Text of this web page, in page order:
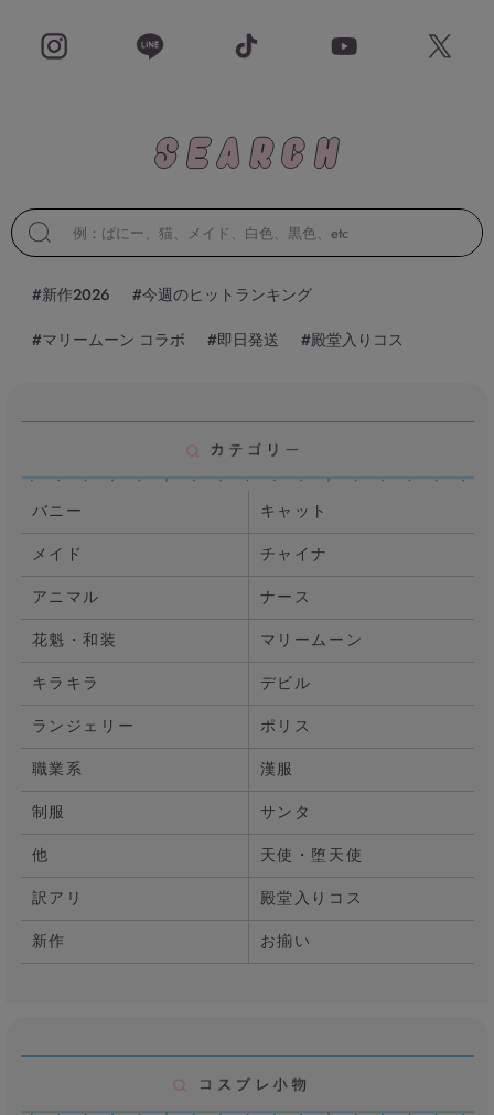
#新作2026 #今週のヒットランキング
#マリームーン コラボ #即日発送 #殿堂入りコス
バニー
キャット
メイド
チャイナ
アニマル
ナース
花魁・和装
マリームーン
キラキラ
デビル
ランジェリー
ポリス
職業系
漢服
制服
サンタ
他
天使・堕天使
訳アリ
殿堂入りコス
新作
お揃い